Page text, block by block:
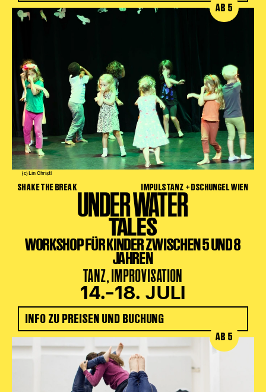
(c) Lin Christl
AB 5
SHAKE THE BREAK IMPULSTANZ + DSCHUNGEL WIEN
UNDER WATER
TALES
WORKSHOP FÜR KINDER ZWISCHEN 5 UND 8
JAHREN
TANZ, IMPROVISATION
14.–18. JULI
INFO ZU PREISEN UND BUCHUNG
AB 5